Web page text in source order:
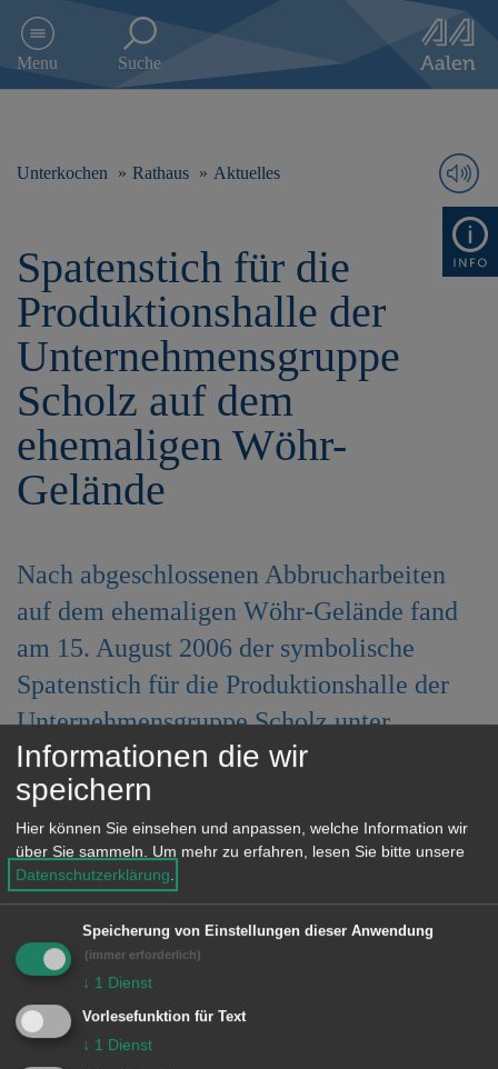
e
Menu Suche
Unterkochen Rathaus Aktuelles
Spatenstich für die
Produktionshalle der
Unternehmensgruppe
Scholz auf dem
ehemaligen Wöhr-
Gelände
Nach abgeschlossenen Abbrucharbeiten
auf dem ehemaligen Wöhr-Gelände fand
am 15. August 2006 der symbolische
Spatenstich für die Produktionshalle der
Unternehmensgruppe Scholz unter
Anwesenheit des Bauherren Berndt-Ulrich
Scholz, Architekten Volker Merz,
Oberbürgermeisters Martin Gerlach,
Bürgermeisters Manfred Steinbach und
stellvertretenden Ortsvorstehers Albert
Grimm statt. Mit dem Neubau der
Produktionshalle für die Gesenkschmiede
Schneider Aalen mit bis zu 100
Arbeitsplätzen beginnt damit eine neue
Informationen die wir
speichern
Hier können Sie einsehen und anpassen, welche Information wir
über Sie sammeln. Um mehr zu erfahren, lesen Sie bitte unsere
Datenschutzerklärung.
Speicherung von Einstellungen dieser Anwendung
(immer erforderlich)
↓ 1 Dienst
Vorlesefunktion für Text
↓ 1 Dienst